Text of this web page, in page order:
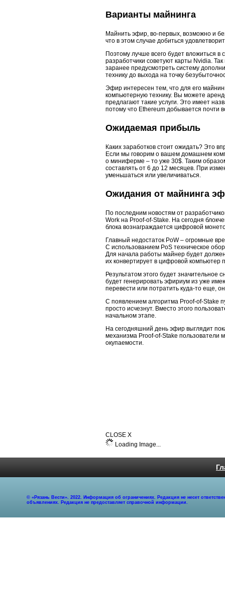
Варианты майнинга
Майнить эфир, во-первых, возможно и
что в этом случае добиться
Поэтому лучше всего будет вложиться
разработчики советуют карты Nvidia.
заранее предусмотреть систему
технику до выхода на точку
Эфир интересен тем, что для его
компьютерную технику. Вы можете
предлагают такие услуги. Это имеет
потому что Ethereum добывается почти
Ожидаемая прибыль
Каких заработков стоит ожидать? Это
Если мы говорим о вашем домашнем
о миниферме – то уже 30$. Таким
составлять от 6 до 12 месяцев. При
уменьшаться или увеличиваться.
Ожидания от майнинга
По последним новостям от
Work на Proof-of-Stake. На сегодня
блока вознаграждается цифровой
Главный недостаток PoW – огромные
С использованием PoS техническое
Для начала работы майнер будет
их конвертирует в цифровой компьютер
Результатом этого будет
будет генерировать эфириум из уже
перевести или потратить куда-то еще,
С появлением алгоритма Proof-of-Stake
просто исчезнут. Вместо этого
начальном этапе.
На сегодняшний день эфир выглядит
механизма Proof-of-Stake пользователи
окупаемости.
CLOSE X
Loading Image...
© «Рязань Вести». 2022. Информация об ограничениях. Редакция не несет
объявлениях. Редакция не предоставляет справочной информации.